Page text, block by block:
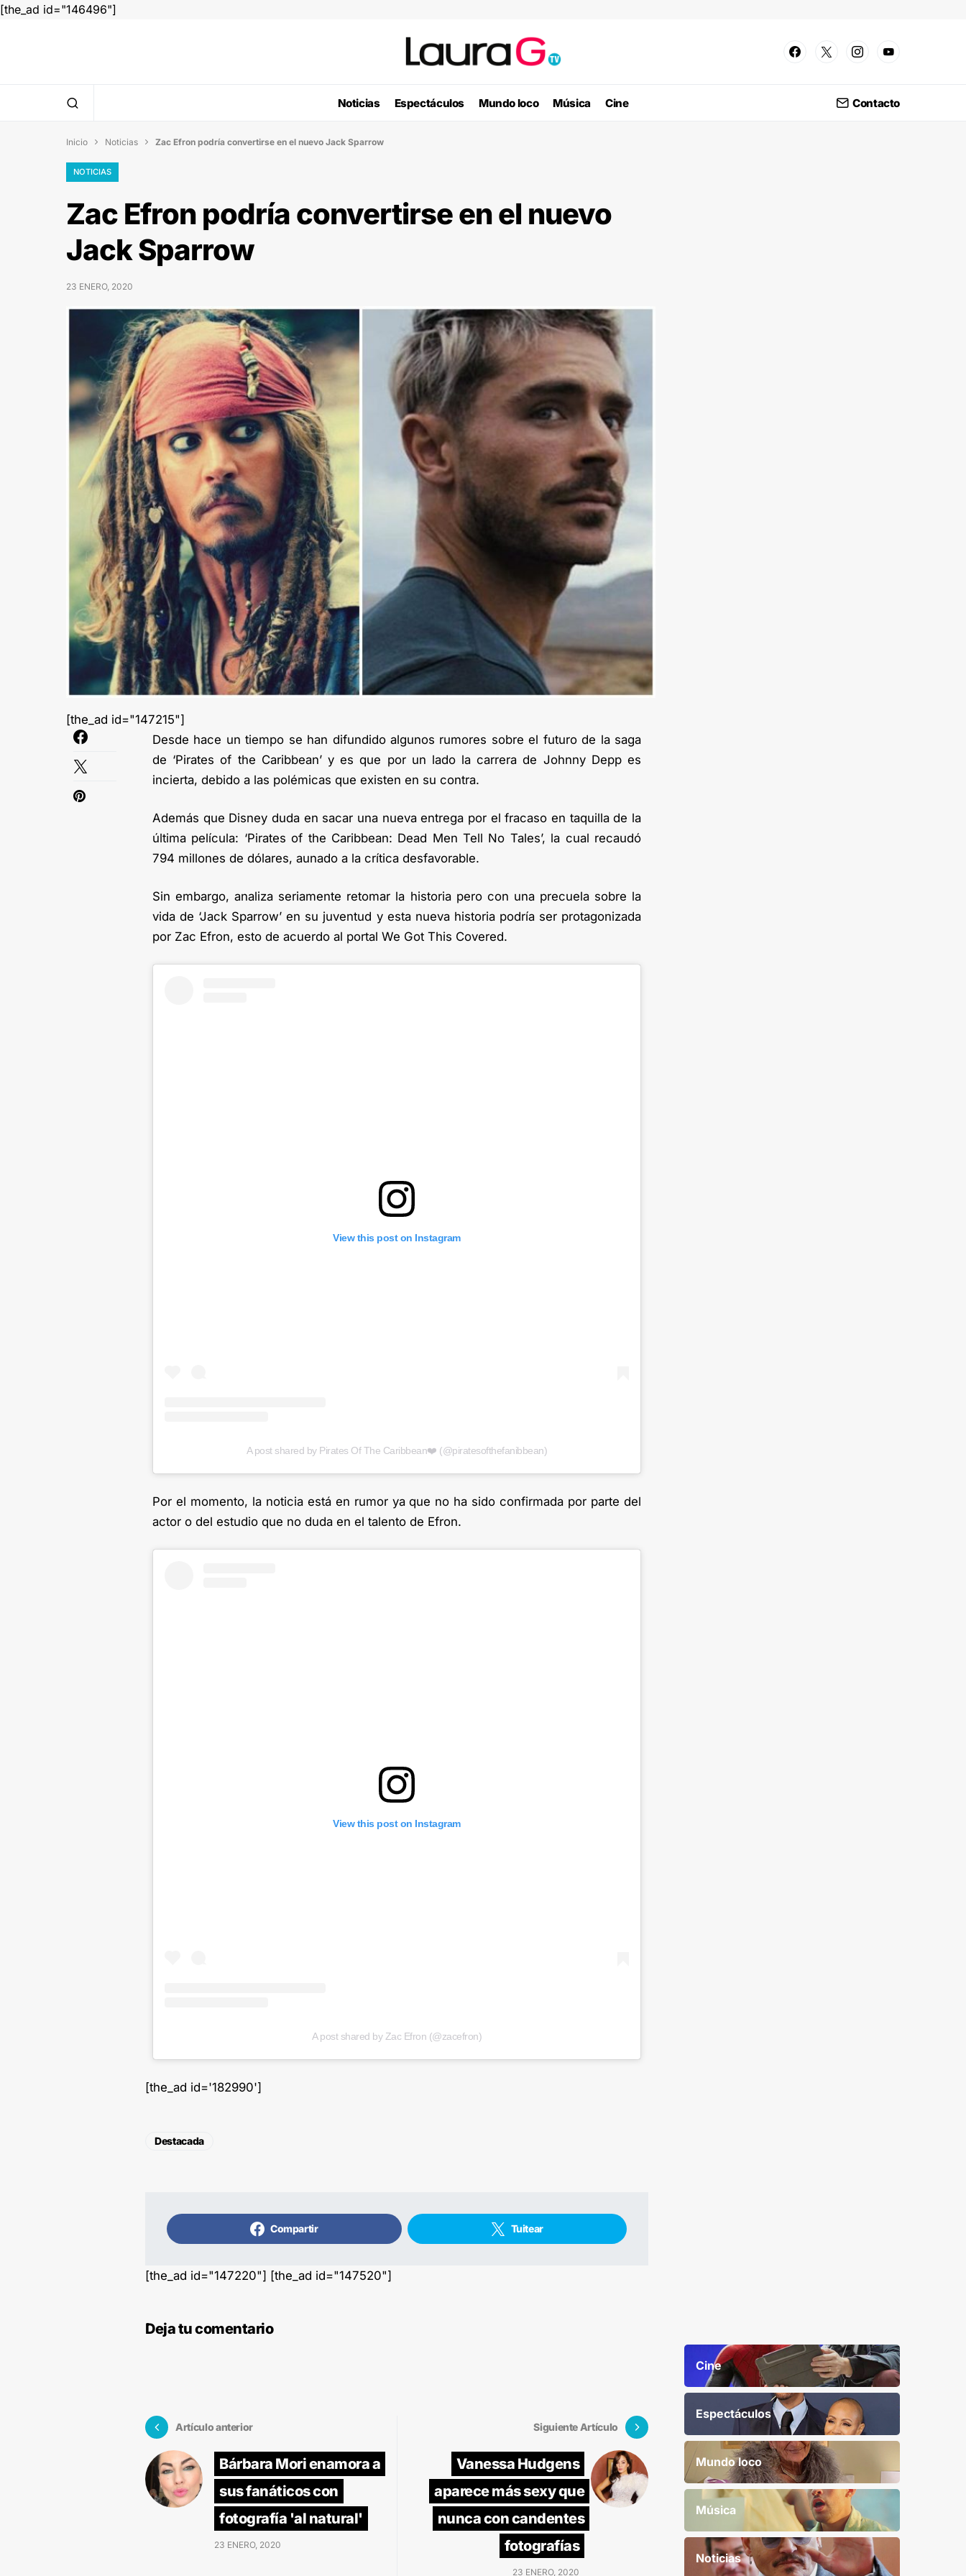
[the_ad id="146496"]
Noticias Espectáculos Mundo loco Música Cine Contacto
Inicio  Noticias  Zac Efron podría convertirse en el nuevo Jack Sparrow
NOTICIAS
Zac Efron podría convertirse en el nuevo
Jack Sparrow
23 ENERO, 2020
[the_ad id="147215"]
Desde hace un tiempo se han difundido algunos rumores sobre el futuro de la saga
de ‘Pirates of the Caribbean’ y es que por un lado la carrera de Johnny Depp es
incierta, debido a las polémicas que existen en su contra.
Además que Disney duda en sacar una nueva entrega por el fracaso en taquilla de la
última película: ‘Pirates of the Caribbean: Dead Men Tell No Tales’, la cual recaudó
794 millones de dólares, aunado a la crítica desfavorable.
Sin embargo, analiza seriamente retomar la historia pero con una precuela sobre la
vida de ‘Jack Sparrow’ en su juventud y esta nueva historia podría ser protagonizada
por Zac Efron, esto de acuerdo al portal We Got This Covered.
View this post on Instagram
A post shared by Pirates Of The Caribbean❤️ (@piratesofthefanibbean)
Por el momento, la noticia está en rumor ya que no ha sido confirmada por parte del
actor o del estudio que no duda en el talento de Efron.
View this post on Instagram
A post shared by Zac Efron (@zacefron)
[the_ad id='182990']
Destacada
Compartir Tuitear
[the_ad id="147220"] [the_ad id="147520"]
Deja tu comentario
Artículo anterior
Bárbara Mori enamora a
sus fanáticos con
fotografía 'al natural'
23 ENERO, 2020
Siguiente Artículo
Vanessa Hudgens
aparece más sexy que
nunca con candentes
fotografías
23 ENERO, 2020
Cine
Espectáculos
Mundo loco
Música
Noticias